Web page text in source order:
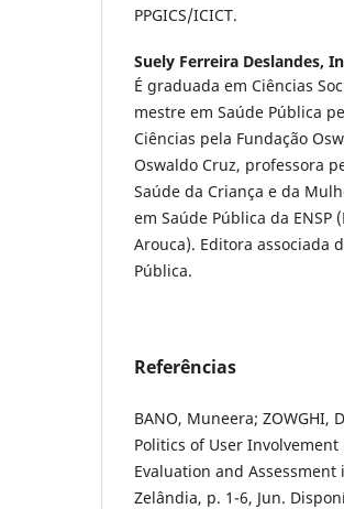
PPGICS/ICICT.
Suely Ferreira Deslandes,
É graduada em Ciências
mestre em Saúde Pública
Ciências pela Fundação
Oswaldo Cruz, professora
Saúde da Criança e da
em Saúde Pública da ENSP
Arouca). Editora associada
Pública.
Referências
BANO, Muneera; ZOWGHI,
Politics of User
Evaluation and
Zelândia, p. 1-6, Jun.